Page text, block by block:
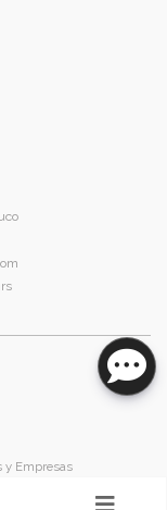
y Empresas
Chile